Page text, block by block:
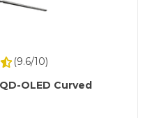
(9.6/10)
OLED Curved